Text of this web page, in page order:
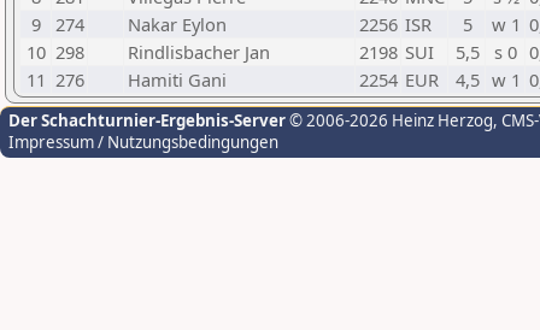
9 274 Nakar Eylon 2256 ISR 5 w 1
10 298 Rindlisbacher Jan 2198 SUI 5,5 s 0
11 276 Hamiti Gani 2254 EUR 4,5 w 1
Der Schachturnier-Ergebnis-Server© 2006-2026 Heinz Herzog,
Impressum / Nutzungsbedingungen